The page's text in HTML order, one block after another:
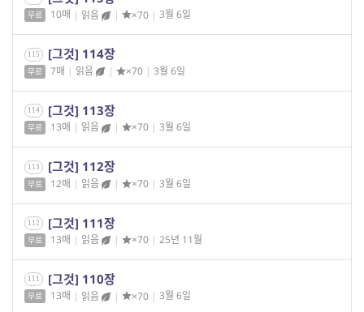
무료 10매 | 읽음 | ×70 | 3월 6일
115 [그것] 114장
무료 7매 | 읽음 | ×70 | 3월 6일
114 [그것] 113장
무료 13매 | 읽음 | ×70 | 3월 6일
113 [그것] 112장
무료 12매 | 읽음 | ×70 | 3월 6일
112 [그것] 111장
무료 13매 | 읽음 | ×70 | 25년 11월
111 [그것] 110장
무료 13매 | 읽음 | ×70 | 3월 6일